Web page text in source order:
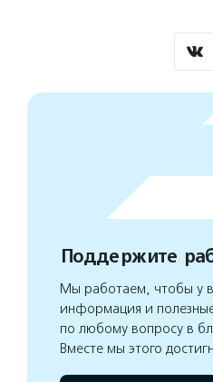
Поддержите
Мы работаем, чтобы у
информация и
по любому вопросу в
Вместе мы этого